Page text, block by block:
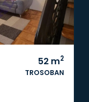
52 m2
TROSOBAN